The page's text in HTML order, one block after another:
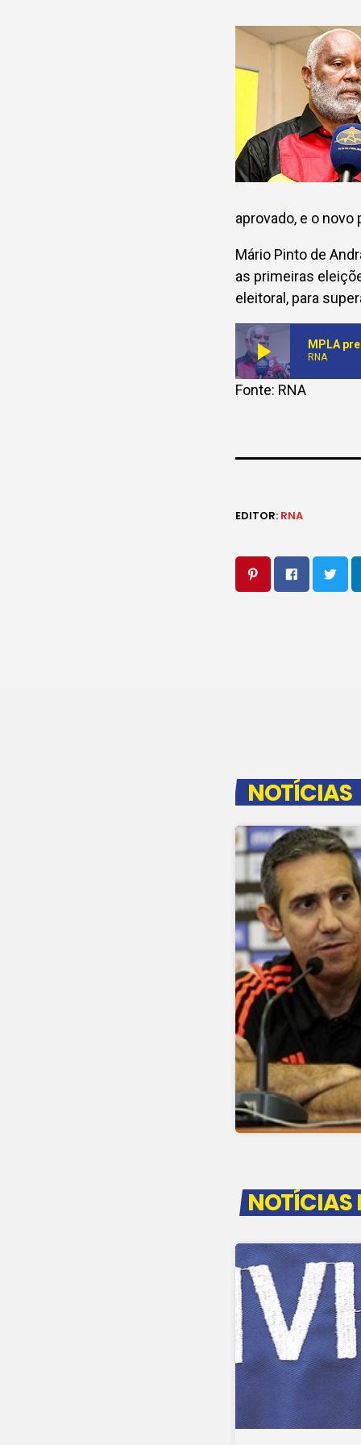
aprovado, e o
Mário Pinto de
as primeiras
eleitoral, para
play_arrow MPLA
RNA
Fonte: RNA
EDITOR: RNA
NOTÍCIAS
NOTÍCIAS